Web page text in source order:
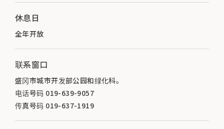
休息日
全年开放
联系窗口
盛冈市城市开发部公园和绿化科。
电话号码 019-639-9057
传真号码 019-637-1919